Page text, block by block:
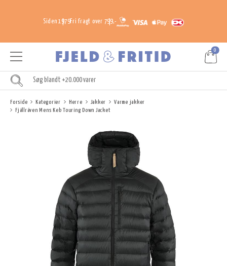
Siden 1979Fri fragt over 799,-
0
Forside Kategorier Herre Jakker
Varme jakker
Fjällräven Mens Keb Touring Down Jacket